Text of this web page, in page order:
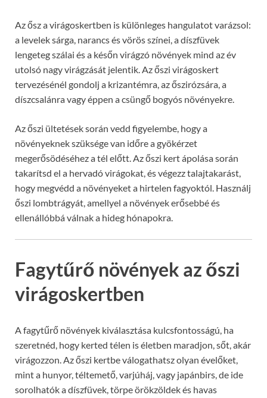
Az ősz a virágoskertben is különleges hangulatot varázsol:
a levelek sárga, narancs és vörös színei, a díszfüvek
lengeteg szálai és a későn virágzó növények mind az év
utolsó nagy virágzását jelentik. Az őszi virágoskert
tervezésénél gondolj a krizantémra, az őszirózsára, a
díszcsalánra vagy éppen a csüngő bogyós növényekre.
Az őszi ültetések során vedd figyelembe, hogy a
növényeknek szüksége van időre a gyökérzet
megerősödéséhez a tél előtt. Az őszi kert ápolása során
takarítsd el a hervadó virágokat, és végezz talajtakarást,
hogy megvédd a növényeket a hirtelen fagyoktól. Használj
őszi lombtrágyát, amellyel a növények erősebbé és
ellenállóbbá válnak a hideg hónapokra.
Fagytűrő növények az őszi
virágoskertben
A fagytűrő növények kiválasztása kulcsfontosságú, ha
szeretnéd, hogy kerted télen is életben maradjon, sőt, akár
virágozzon. Az őszi kertbe válogathatsz olyan évelőket,
mint a hunyor, téltemető, varjúháj, vagy japánbirs, de ide
sorolhatók a díszfüvek, törpe örökzöldek és havas